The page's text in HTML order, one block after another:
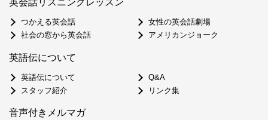
英会話リスニングレッスン
つかえる英会話
女性の英会話劇場
社会の窓から英会話
アメリカンジョーク
英語伝について
英語伝について
Q&A
スタッフ紹介
リンク集
音声付きメルマガ